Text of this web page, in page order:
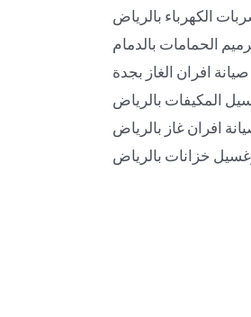
الكهرباء بالرياض
الحمامات بالدمام
افران الغاز بجدة
المكيفات بالرياض
افران غاز بالرياض
خزانات بالرياض